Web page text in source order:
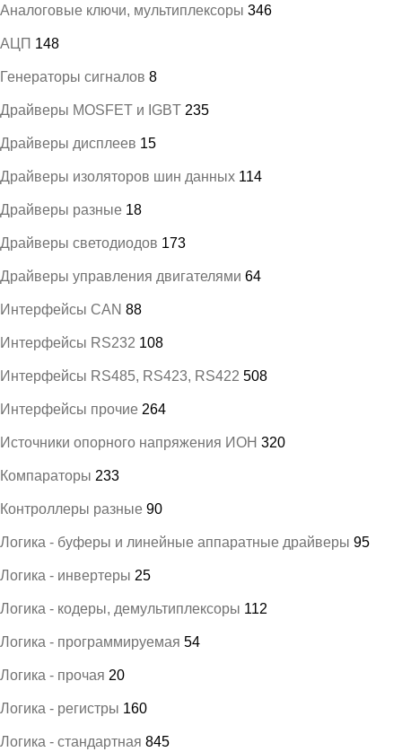
Аналоговые ключи, мультиплексоры 346
АЦП 148
Генераторы сигналов 8
Драйверы MOSFET и IGBT 235
Драйверы дисплеев 15
Драйверы изоляторов шин данных 114
Драйверы разные 18
Драйверы светодиодов 173
Драйверы управления двигателями 64
Интерфейсы CAN 88
Интерфейсы RS232 108
Интерфейсы RS485, RS423, RS422 508
Интерфейсы прочие 264
Источники опорного напряжения ИОН 320
Компараторы 233
Контроллеры разные 90
Логика - буферы и линейные аппаратные драйверы 95
Логика - инвертеры 25
Логика - кодеры, демультиплексоры 112
Логика - программируемая 54
Логика - прочая 20
Логика - регистры 160
Логика - стандартная 845